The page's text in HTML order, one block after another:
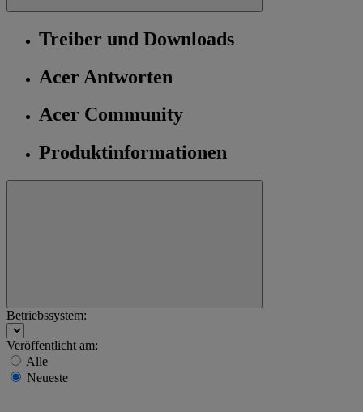
Treiber und Downloads
Acer Antworten
Acer Community
Produktinformationen
Betriebssystem:
Veröffentlicht am:
Alle
Neueste